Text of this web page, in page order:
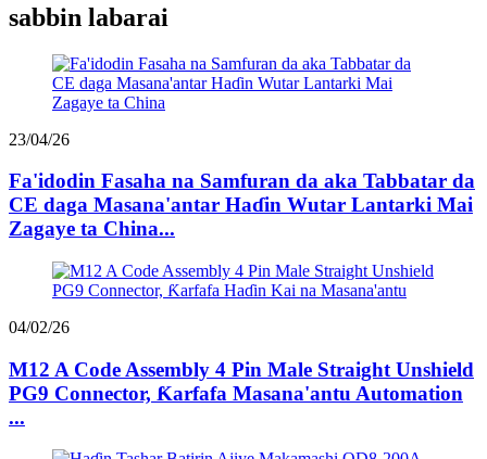
sabbin labarai
23/04/26
Fa'idodin Fasaha na Samfuran da aka Tabbatar da
CE daga Masana'antar Haɗin Wutar Lantarki Mai
Zagaye ta China...
04/02/26
M12 A Code Assembly 4 Pin Male Straight Unshield
PG9 Connector, Ƙarfafa Masana'antu Automation
...